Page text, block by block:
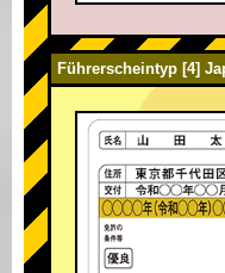
Führerscheintyp [4]